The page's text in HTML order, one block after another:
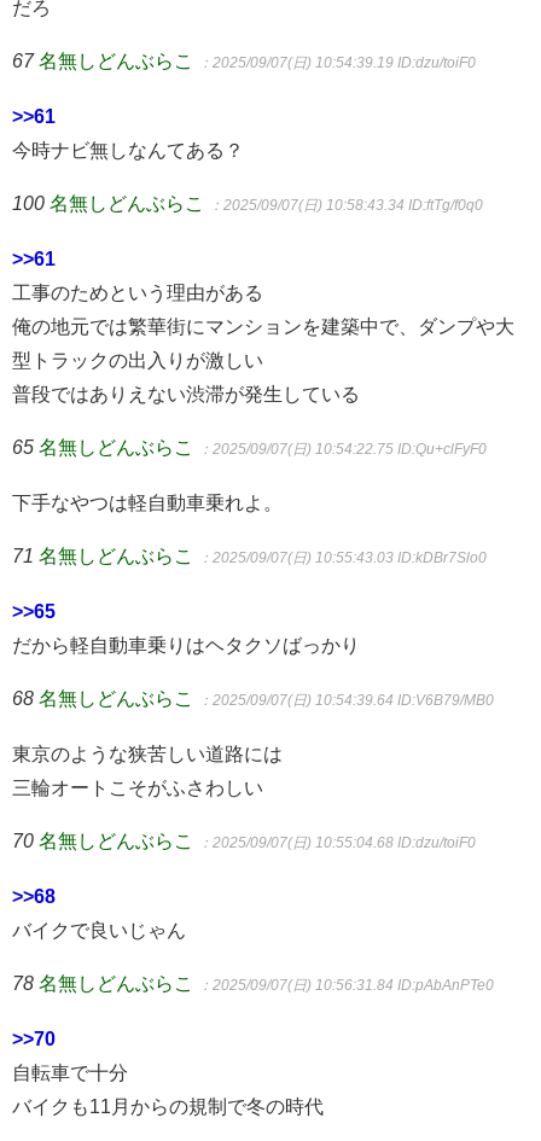
だろ
67 名無しどんぶらこ ：2025/09/07(日) 10:54:39.19 ID:dzu/toiF0
>>61
今時ナビ無しなんてある？
100 名無しどんぶらこ ：2025/09/07(日) 10:58:43.34 ID:ftTg/f0q0
>>61
工事のためという理由がある
俺の地元では繁華街にマンションを建築中で、ダンプや大
型トラックの出入りが激しい
普段ではありえない渋滞が発生している
65 名無しどんぶらこ ：2025/09/07(日) 10:54:22.75 ID:Qu+clFyF0
下手なやつは軽自動車乗れよ。
71 名無しどんぶらこ ：2025/09/07(日) 10:55:43.03 ID:kDBr7Slo0
>>65
だから軽自動車乗りはヘタクソばっかり
68 名無しどんぶらこ ：2025/09/07(日) 10:54:39.64 ID:V6B79/MB0
東京のような狭苦しい道路には
三輪オートこそがふさわしい
70 名無しどんぶらこ ：2025/09/07(日) 10:55:04.68 ID:dzu/toiF0
>>68
バイクで良いじゃん
78 名無しどんぶらこ ：2025/09/07(日) 10:56:31.84 ID:pAbAnPTe0
>>70
自転車で十分
バイクも11月からの規制で冬の時代